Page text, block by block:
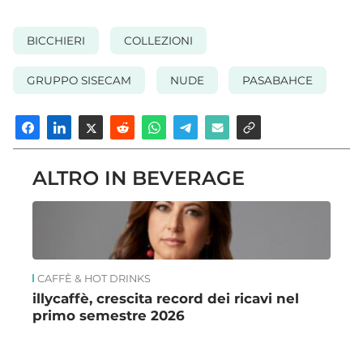
BICCHIERI COLLEZIONI
GRUPPO SISECAM NUDE PASABAHCE
ALTRO IN BEVERAGE
CAFFÈ & HOT DRINKS
illycaffè, crescita record dei ricavi nel
primo semestre 2026